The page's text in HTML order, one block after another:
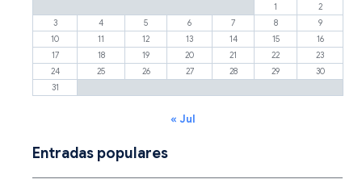
1
2
3
4 5 6 7 8
9
10
11 12 13 14 15
16
17
18 19 20 21 22
23
24
25 26 27 28 29
30
31
« Jul
Entradas populares